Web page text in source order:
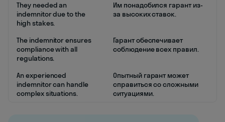
They needed an
indemnitor due to the
high stakes.
Им понадобился гарант из-
за высоких ставок.
The indemnitor ensures
compliance with all
regulations.
Гарант обеспечивает
соблюдение всех правил.
An experienced
indemnitor can handle
complex situations.
Опытный гарант может
справиться со сложными
ситуациями.